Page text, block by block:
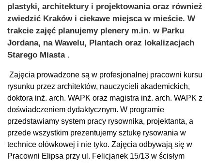
plastyki, architektury i projektowania oraz również
zwiedzić Kraków i ciekawe miejsca w mieście. W
trakcie zajęć planujemy plenery m.in. w Parku
Jordana, na Wawelu, Plantach oraz lokalizacjach
Starego Miasta .
Zajęcia prowadzone są w profesjonalnej pracowni kursu
rysunku przez architektów, nauczycieli akademickich,
doktora inż. arch. WAPK oraz magistra inż. arch. WAPK z
doświadczeniem dydaktycznym. W programie
przedstawiamy system pracy rysownika, projektanta, a
przede wszystkim prezentujemy sztukę rysowania w
technice ołówkowej i nie tyko. Zajęcia odbywają się w
Pracowni Elipsa przy ul. Felicjanek 15/13 w ścisłym